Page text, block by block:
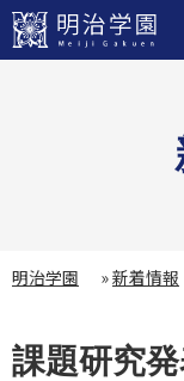
明治学園 »新着情報
課題研究